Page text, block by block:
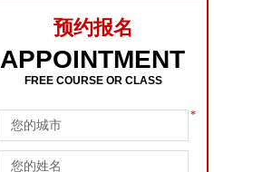
*
APPOINTMENT
FREE COURSE OR CLASS
预约报名